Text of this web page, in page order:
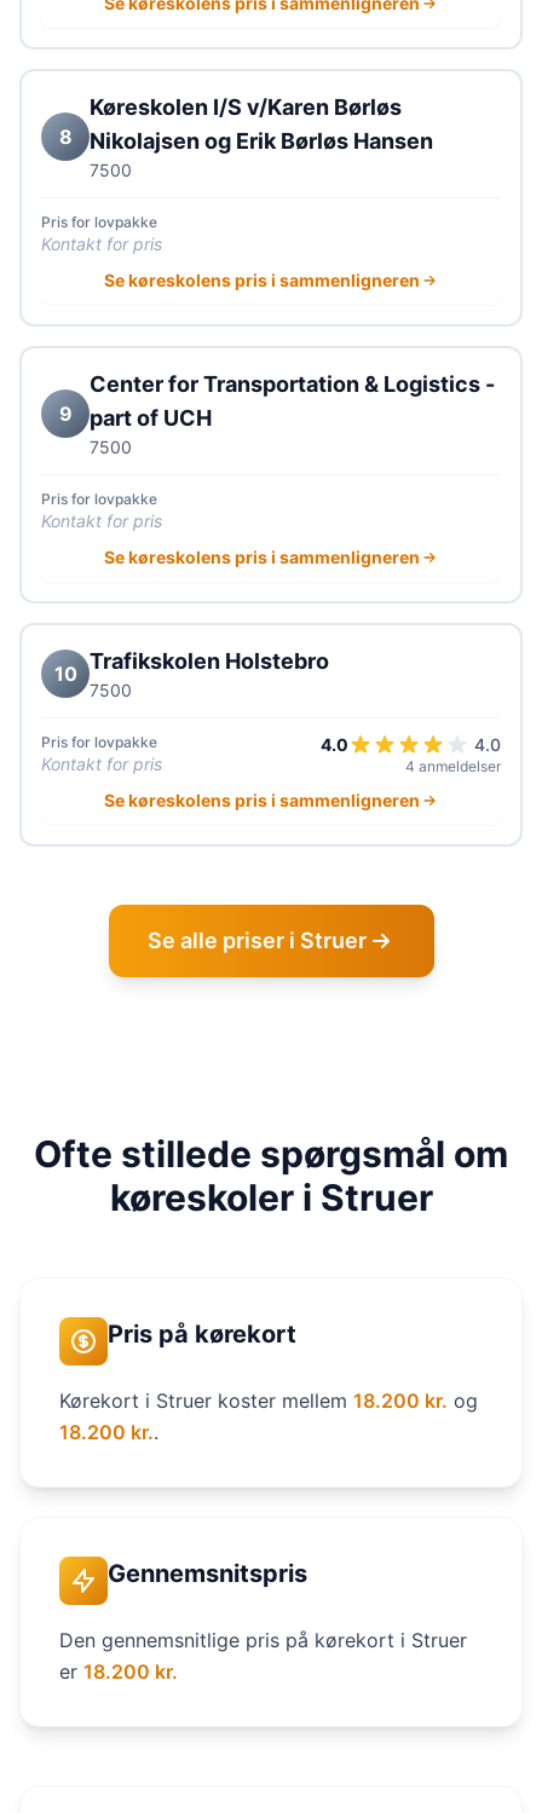
8
Køreskolen I/S v/Karen Børløs
Nikolajsen og Erik Børløs Hansen
7500
Pris for lovpakke
Kontakt for pris
Se køreskolens pris i sammenligneren
9
Center for Transportation & Logistics -
part of UCH
7500
Pris for lovpakke
Kontakt for pris
Se køreskolens pris i sammenligneren
10 Trafikskolen Holstebro
7500
Pris for lovpakke
Kontakt for pris
4.0 4.0
4 anmeldelser
Se køreskolens pris i sammenligneren
Se alle priser i Struer
Ofte stillede spørgsmål om
køreskoler i Struer
Pris på kørekort
Kørekort i Struer koster mellem 18.200 kr. og
18.200 kr..
Gennemsnitspris
Den gennemsnitlige pris på kørekort i Struer
er 18.200 kr.